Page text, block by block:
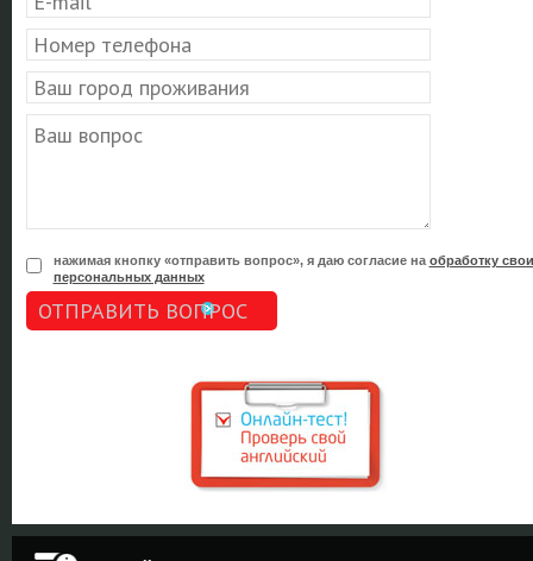
нажимая кнопку «отправить вопрос», я даю согласие на обработку
персональных данных
ОТПРАВИТЬ ВОПРОС